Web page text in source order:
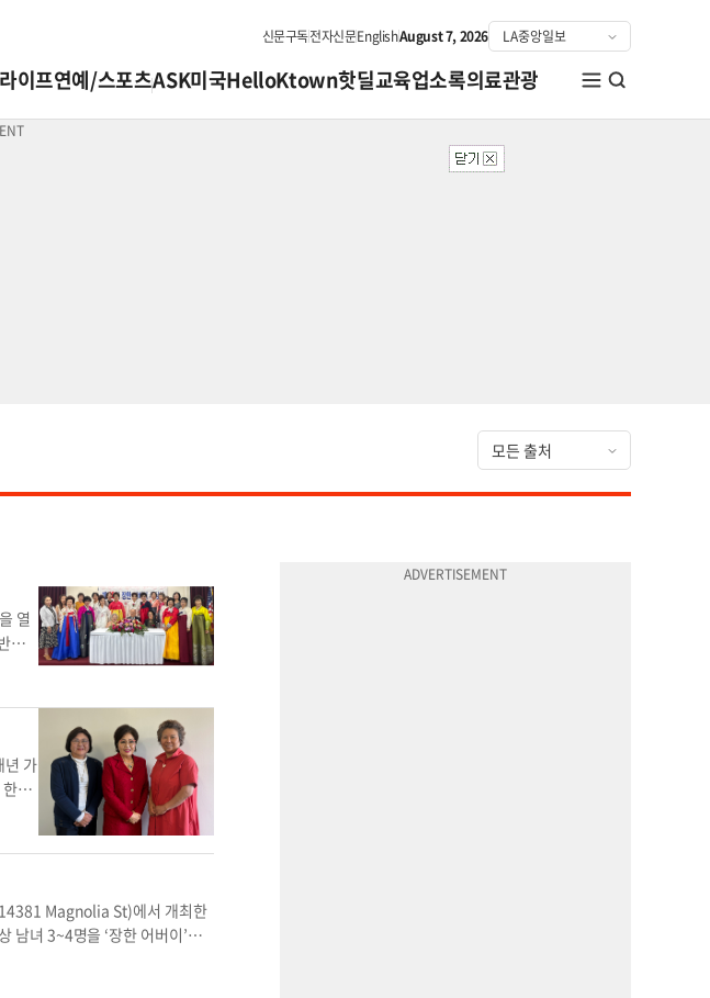
신문구독전자신문EnglishAugust 7, 2026
라이프연예/스포츠ASK미국HelloKtown핫딜교육업소록의료관광
열
지
헌
령
20
,
원
축
신
장
사
년 가
마
한
나
O
사회
. 최
Magnolia St)에서 개최한
남녀 3~4명을 ‘장한 어버이’로
준다. 문의는 주수경 회장(714